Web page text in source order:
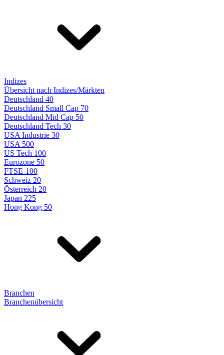
Indizes
Übersicht nach Indizes/Märkten
Deutschland 40
Deutschland Small Cap 70
Deutschland Mid Cap 50
Deutschland Tech 30
USA Industrie 30
USA 500
US Tech 100
Eurozone 50
FTSE-100
Schweiz 20
Österreich 20
Japan 225
Hong Kong 50
Branchen
Branchenübersicht